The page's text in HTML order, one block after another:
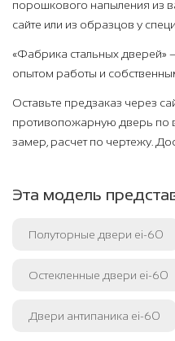
порошкового напыления из
сайте или из образцов у
«Фабрика стальных дверей»
опытом работы и
Оставьте предзаказ через
противопожарную дверь по
замер, расчет по чертежу.
Эта модель
Полуторные двери ei-60
Остекленные двери ei-60
Двери антипаника ei-60